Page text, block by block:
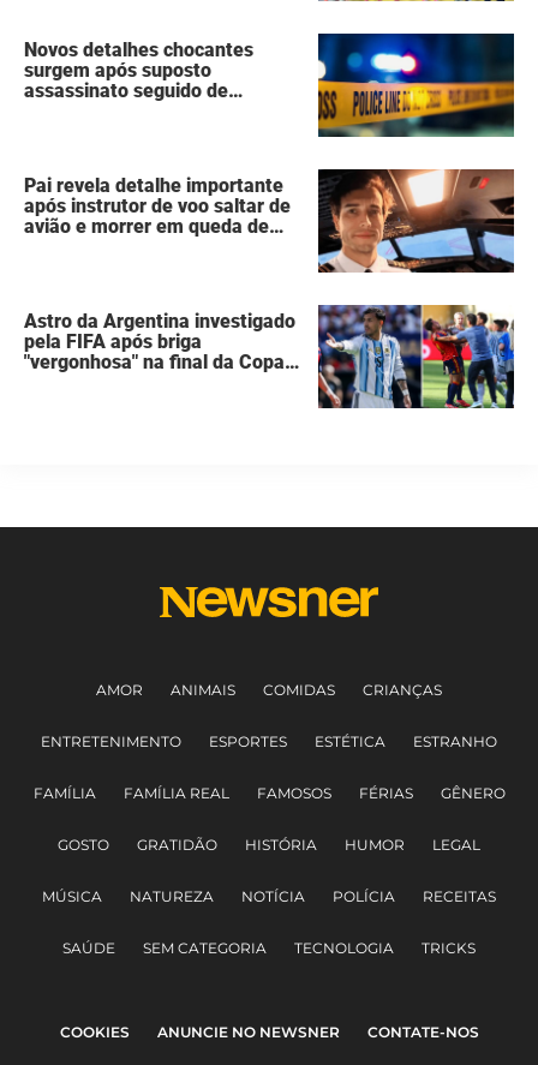
Novos detalhes chocantes
surgem após suposto
assassinato seguido de
Pai revela detalhe importante
após instrutor de voo saltar de
avião e morrer em queda de
Astro da Argentina investigado
pela FIFA após briga
"vergonhosa" na final da Copa
AMOR ANIMAIS COMIDAS CRIANÇAS
ENTRETENIMENTO ESPORTES ESTÉTICA ESTRANHO
FAMÍLIA FAMÍLIA REAL FAMOSOS FÉRIAS GÊNERO
GOSTO GRATIDÃO HISTÓRIA HUMOR LEGAL
MÚSICA NATUREZA NOTÍCIA POLÍCIA RECEITAS
SAÚDE SEM CATEGORIA TECNOLOGIA TRICKS
COOKIES ANUNCIE NO NEWSNER CONTATE-NOS